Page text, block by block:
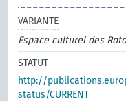
VARIANTE
Espace culturel des
STATUT
http://
status/CURRENT